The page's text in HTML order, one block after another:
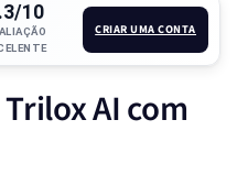
10
CRIAR UMA CONTA
AI com